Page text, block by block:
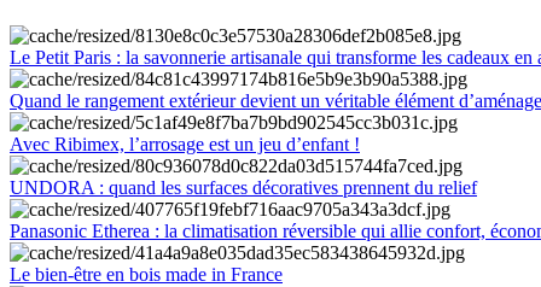
Le Petit Paris : la savonnerie artisanale qui transforme les cadeaux en
Quand le rangement extérieur devient un véritable élément
Avec Ribimex, l’arrosage est un jeu d’enfant !
UNDORA : quand les surfaces décoratives prennent du relief
Panasonic Etherea : la climatisation réversible qui allie confort,
Le bien-être en bois made in France